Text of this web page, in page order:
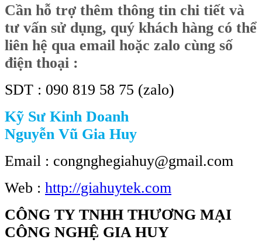
Cần hỗ trợ thêm thông tin chi tiết và
tư vấn sử dụng, quý khách hàng có thể
liên hệ qua email hoặc zalo cùng số
điện thoại :
SDT : 090 819 58 75 (zalo)
Kỹ Sư Kinh Doanh
Nguyễn Vũ Gia Huy
Email : congnghegiahuy@gmail.com
Web : http://giahuytek.com
CÔNG TY TNHH THƯƠNG MẠI
CÔNG NGHỆ GIA HUY